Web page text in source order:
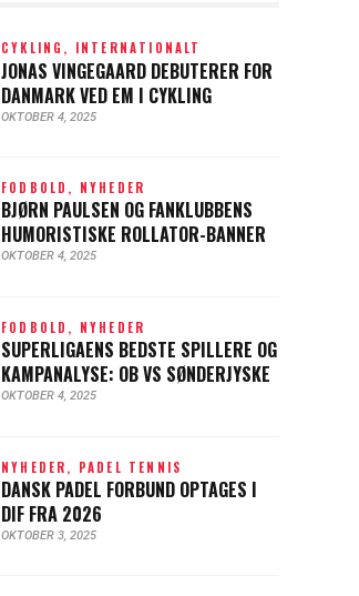
CYKLING, INTERNATIONALT
JONAS VINGEGAARD DEBUTERER FOR
DANMARK VED EM I CYKLING
OKTOBER 4, 2025
FODBOLD, NYHEDER
BJØRN PAULSEN OG FANKLUBBENS
HUMORISTISKE ROLLATOR-BANNER
OKTOBER 4, 2025
FODBOLD, NYHEDER
SUPERLIGAENS BEDSTE SPILLERE OG
KAMPANALYSE: OB VS SØNDERJYSKE
OKTOBER 4, 2025
NYHEDER, PADEL TENNIS
DANSK PADEL FORBUND OPTAGES I
DIF FRA 2026
OKTOBER 3, 2025